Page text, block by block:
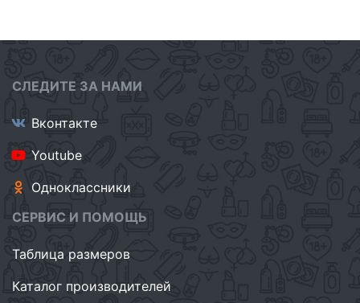
СЛЕДИТЕ ЗА НАМИ
Вконтакте
Youtube
Одноклассники
СЕРВИС И ПОМОЩЬ
Таблица размеров
Каталог производителей